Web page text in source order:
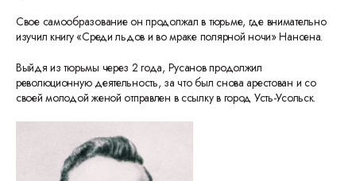
Свое самообразование он продолжал в тюрьме, где внимательно
изучил книгу «Среди льдов и во мраке полярной ночи» Нансена.
Выйдя из тюрьмы через 2 года, Русанов продолжил
революционную деятельность, за что был снова арестован и со
своей молодой женой отправлен в ссылку в город Усть-Усольск.